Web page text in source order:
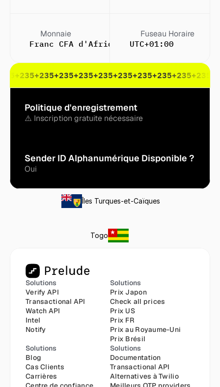
Monnaie
Franc CFA d'Afrique centrale (F.CFA)
Fuseau Horaire
UTC+01:00
+235+235+235+235+235+235+235+235+235+235
Politique d'enregistrement
⚠️ Inscription gratuite nécessaire
Sender ID Alphanumérique Disponible ?
Oui
Îles Turques-et-Caïques
Togo
Solutions
Verify API
Transactional API
Watch API
Intel
Notify
Solutions
Prix Japon
Check all prices
Prix US
Prix FR
Prix au Royaume-Uni
Prix Brésil
Solutions
Blog
Cas Clients
Carrières
Solutions
Documentation
Transactional API
Alternatives à Twilio